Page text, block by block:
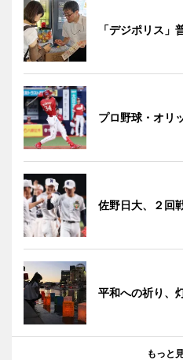
「デジポリス」
プロ野球・オリ
佐野日大、２
平和への祈り、
もっと